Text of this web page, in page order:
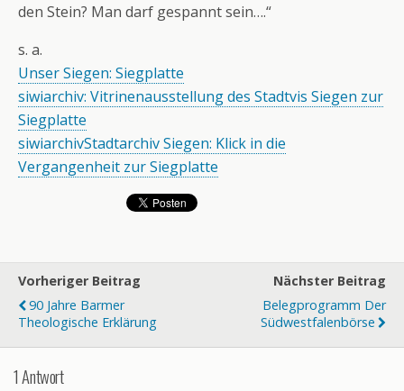
den Stein? Man darf gespannt sein….“
s. a.
Unser Siegen: Siegplatte
siwiarchiv: Vitrinenausstellung des Stadtvis Siegen zur
Siegplatte
siwiarchivStadtarchiv Siegen: Klick in die
Vergangenheit zur Siegplatte
Vorheriger Beitrag
90 Jahre Barmer
Theologische Erklärung
Nächster Beitrag
Belegprogramm Der
Südwestfalenbörse
1 Antwort